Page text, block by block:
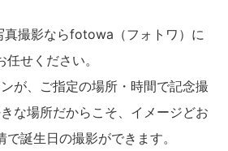
真撮影ならfotowa（フォトワ）に
任せください。
が、ご指定の場所・時間で記念撮
な場所だからこそ、イメージどお
で誕生日の撮影ができます。